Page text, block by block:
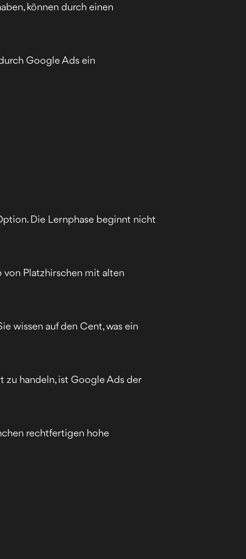
können durch einen
Google Ads ein
Die Lernphase beginnt nicht
von Platzhirschen mit alten
wissen auf den Cent, was ein
zu handeln, ist Google Ads der
rechtfertigen hohe